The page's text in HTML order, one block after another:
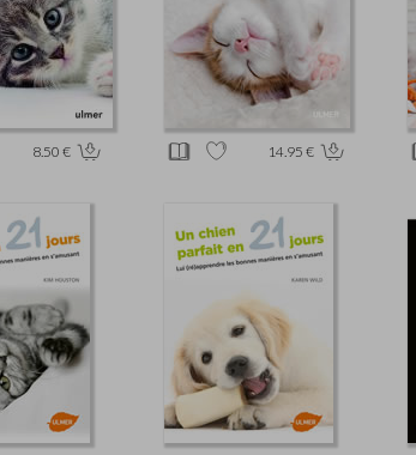
8.50 € 14.95 €